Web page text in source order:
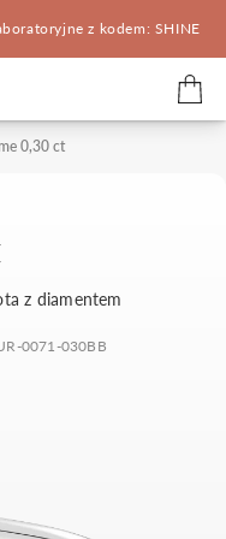
z kodem: SHINE
0,30 ct
z diamentem
0071-030BB